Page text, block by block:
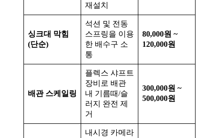
재설치
싱크대 막힘
(단순)
석션 및 전동
스프링을 이용
한 배수구 소
통
80,000원 ~
120,000원
배관 스케일링
플렉스 샤프트
장비로 배관
내 기름때/슬
러지 완전 제
거
300,000원 ~
500,000원
내시경 카메라